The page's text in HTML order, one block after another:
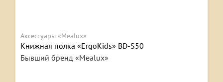
Аксессуары «Mealux»
Книжная полка «ErgoKids» BD-S50
Бывший бренд «Mealux»